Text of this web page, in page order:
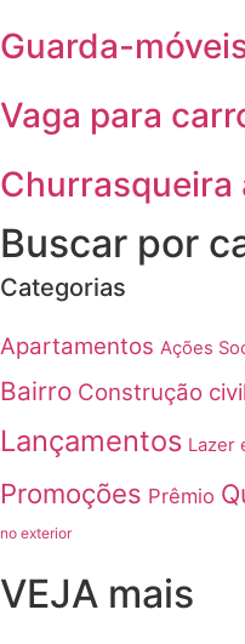
Guarda-
Vaga para
Churrasqueira
Buscar por
Categorias
Apartamentos Ações
Bairro Construção civil
Lançamentos Lazer
Promoções Prêmio
no exterior
VEJA mais